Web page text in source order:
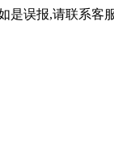
是误报,请联系客